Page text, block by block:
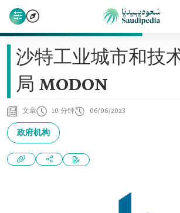
沙特工业城市和技
局 MODON
文章 10 分钟 06/06/2023
政府机构